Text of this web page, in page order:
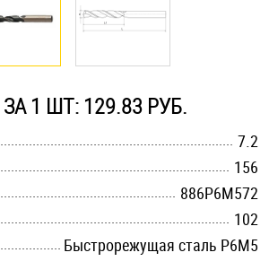
1 ШТ: 129.83 РУБ.
7.2
156
886Р6М572
102
Быстрорежущая сталь Р6М5